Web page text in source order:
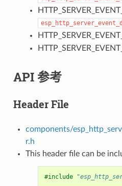
API 参考
Header File
components/
r.h
This header file can be
#include